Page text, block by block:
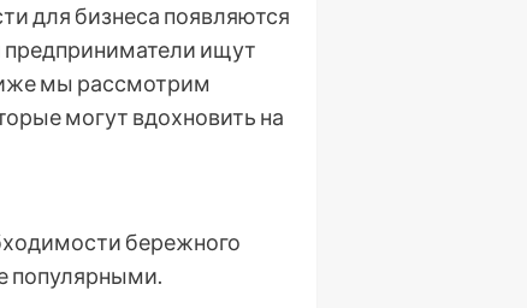
для бизнеса появляются
предприниматели ищут
мы рассмотрим
могут вдохновить на
бережного
популярными.